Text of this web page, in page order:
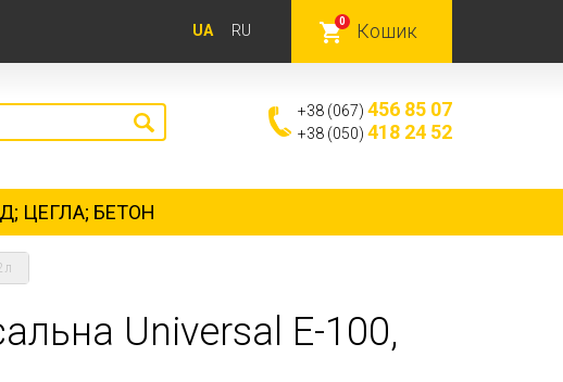
Кошик
0
UA RU
+38 (067) 456 85 07
+38 (050) 418 24 52
ЦЕГЛА; БЕТОН
Universal Е-100,